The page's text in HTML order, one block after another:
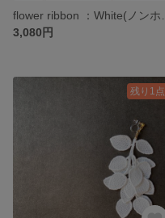
3,080円
残り1点